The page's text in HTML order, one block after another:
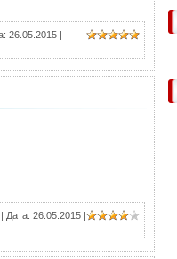
26.05.2015 |
| Дата: 26.05.2015 |